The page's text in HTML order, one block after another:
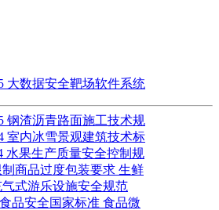
大数据安全靶场软件系统
钢渣沥青路面施工技术规
室内冰雪景观建筑技术标
水果生产质量安全控制规
制商品过度包装要求 生鲜
气式游乐设施安全规范
品安全国家标准 食品微